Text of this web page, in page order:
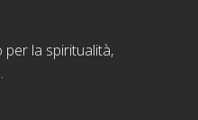
la spiritualità,